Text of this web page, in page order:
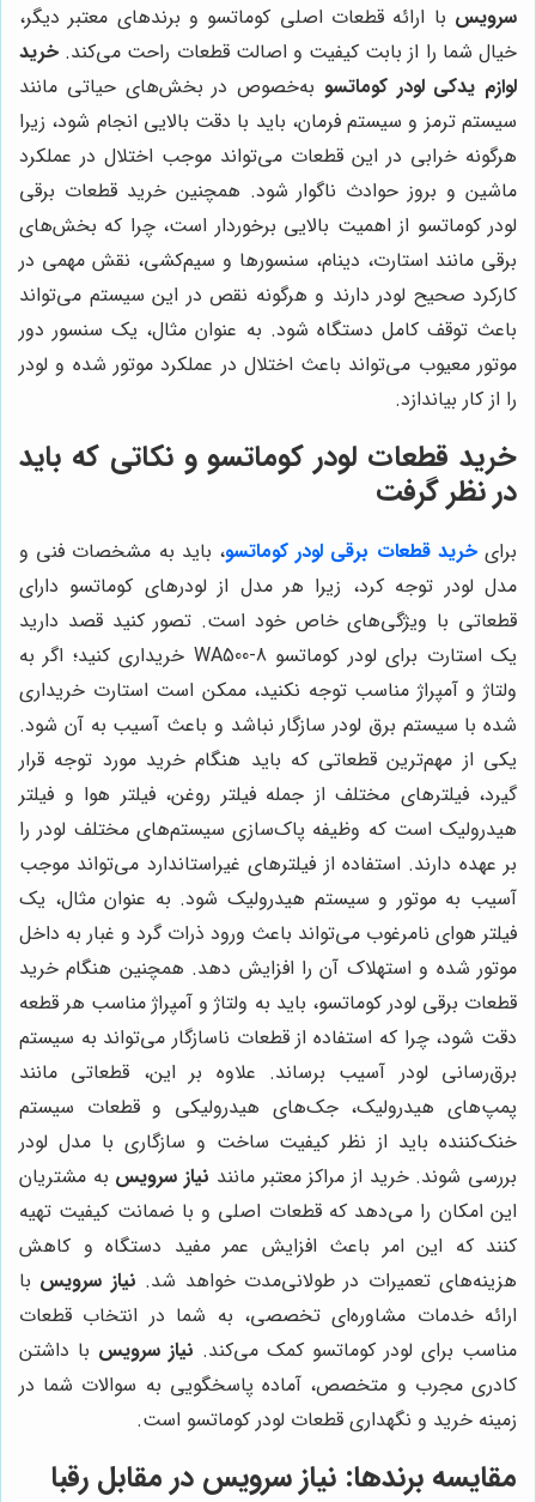
سرویس با ارائه قطعات اصلی کوماتسو و برندهای معتبر دیگر،
خیال شما را از بابت کیفیت و اصالت قطعات راحت می‌کند. خرید
لوازم یدکی لودر کوماتسو به‌خصوص در بخش‌های حیاتی مانند
سیستم ترمز و سیستم فرمان، باید با دقت بالایی انجام شود، زیرا
هرگونه خرابی در این قطعات می‌تواند موجب اختلال در عملکرد
ماشین و بروز حوادث ناگوار شود. همچنین خرید قطعات برقی
لودر کوماتسو از اهمیت بالایی برخوردار است، چرا که بخش‌های
برقی مانند استارت، دینام، سنسورها و سیم‌کشی، نقش مهمی در
کارکرد صحیح لودر دارند و هرگونه نقص در این سیستم می‌تواند
باعث توقف کامل دستگاه شود. به عنوان مثال، یک سنسور دور
موتور معیوب می‌تواند باعث اختلال در عملکرد موتور شده و لودر
را از کار بیاندازد.
خرید قطعات لودر کوماتسو و نکاتی که باید
در نظر گرفت
برایخرید قطعات برقی لودر کوماتسو، باید به مشخصات فنی و
مدل لودر توجه کرد، زیرا هر مدل از لودرهای کوماتسو دارای
قطعاتی با ویژگی‌های خاص خود است. تصور کنید قصد دارید
یک استارت برای لودر کوماتسو WA500-8 خریداری کنید؛ اگر به
ولتاژ و آمپراژ مناسب توجه نکنید، ممکن است استارت خریداری
شده با سیستم برق لودر سازگار نباشد و باعث آسیب به آن شود.
یکی از مهم‌ترین قطعاتی که باید هنگام خرید مورد توجه قرار
گیرد، فیلترهای مختلف از جمله فیلتر روغن، فیلتر هوا و فیلتر
هیدرولیک است که وظیفه پاک‌سازی سیستم‌های مختلف لودر را
بر عهده دارند. استفاده از فیلترهای غیراستاندارد می‌تواند موجب
آسیب به موتور و سیستم هیدرولیک شود. به عنوان مثال، یک
فیلتر هوای نامرغوب می‌تواند باعث ورود ذرات گرد و غبار به داخل
موتور شده و استهلاک آن را افزایش دهد. همچنین هنگام خرید
قطعات برقی لودر کوماتسو، باید به ولتاژ و آمپراژ مناسب هر قطعه
دقت شود، چرا که استفاده از قطعات ناسازگار می‌تواند به سیستم
برق‌رسانی لودر آسیب برساند. علاوه بر این، قطعاتی مانند
پمپ‌های هیدرولیک، جک‌های هیدرولیکی و قطعات سیستم
خنک‌کننده باید از نظر کیفیت ساخت و سازگاری با مدل لودر
بررسی شوند. خرید از مراکز معتبر مانند نیاز سرویس به مشتریان
این امکان را می‌دهد که قطعات اصلی و با ضمانت کیفیت تهیه
کنند که این امر باعث افزایش عمر مفید دستگاه و کاهش
هزینه‌های تعمیرات در طولانی‌مدت خواهد شد. نیاز سرویس با
ارائه خدمات مشاوره‌ای تخصصی، به شما در انتخاب قطعات
مناسب برای لودر کوماتسو کمک می‌کند. نیاز سرویس با داشتن
کادری مجرب و متخصص، آماده پاسخگویی به سوالات شما در
زمینه خرید و نگهداری قطعات لودر کوماتسو است.
مقایسه برندها: نیاز سرویس در مقابل رقبا